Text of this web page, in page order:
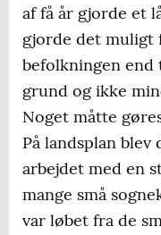
af få år gjorde et
gjorde det muligt
befolkningen end
grund og ikke
Noget måtte
På landsplan blev
arbejdet med en
mange små
var løbet fra de